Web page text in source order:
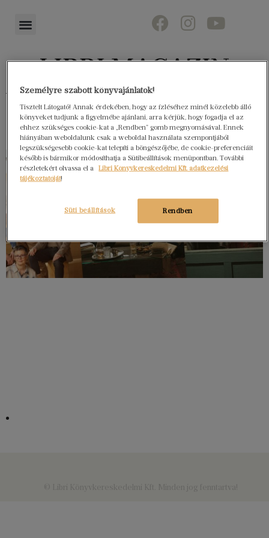
Könyvektől az olvasókig
Személyre szabott könyvajánlatok!
Tisztelt Látogató! Annak érdekében, hogy az ízléséhez minél közelebb álló
könyveket tudjunk a figyelmébe ajánlani, arra kérjük, hogy fogadja el az
ehhez szükséges cookie-kat a „Rendben” gomb megnyomásával. Ennek
hiányában weboldalunk csak a weboldal használata szempontjából
legszükségesebb cookie-kat telepíti a böngészőjébe, de cookie-preferenciáit
később is bármikor módosíthatja a Sütibeállítások menüpontban. További
részletekért olvassa el a
Libri Könyvkereskedelmi Kft. adatkezelési
tájékoztatóját!
Rendben
Süti beállítások